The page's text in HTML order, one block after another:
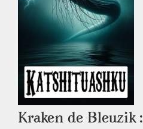
Kraken de Bleuzik :